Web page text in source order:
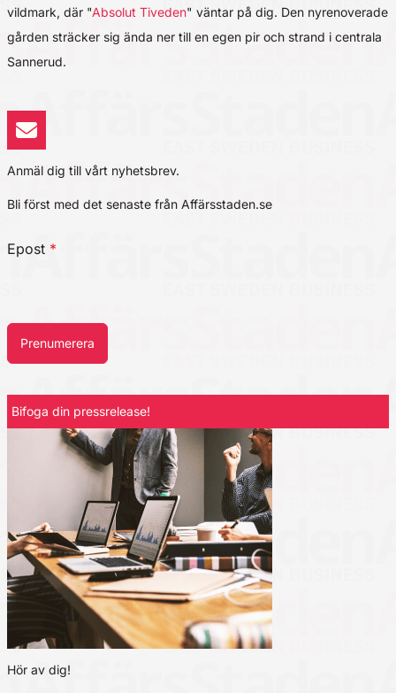
vildmark, där "Absolut Tiveden" väntar på dig. Den nyrenoverade
gården sträcker sig ända ner till en egen pir och strand i centrala
Sannerud.
Anmäl dig till vårt nyhetsbrev.
Bli först med det senaste från Affärsstaden.se
Epost *
Prenumerera
Bifoga din pressrelease!
Hör av dig!